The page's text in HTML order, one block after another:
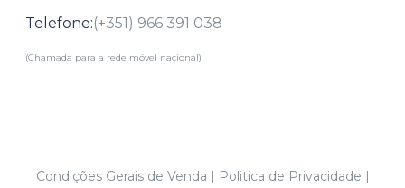
Telefone:(+351) 966 391 038
(Chamada para a rede móvel nacional)
Condições Gerais de Venda | Politica de Privacidade |